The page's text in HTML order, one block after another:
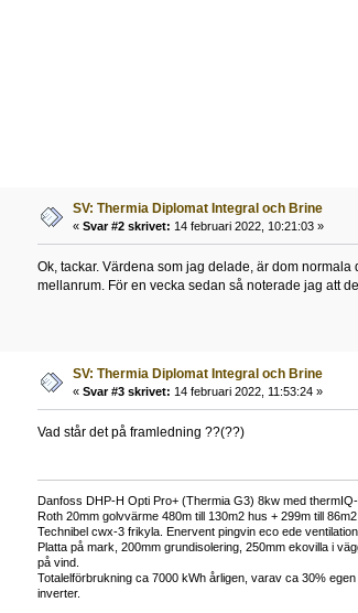
SV: Thermia Diplomat Integral och Brine
« Svar #2 skrivet: 14 februari 2022, 10:21:03 »
Ok, tackar. Värdena som jag delade, är dom
mellanrum. För en vecka sedan så noterade jag att
SV: Thermia Diplomat Integral och Brine
« Svar #3 skrivet: 14 februari 2022, 11:53:24 »
Vad står det på framledning ??(??)
Danfoss DHP-H Opti Pro+ (Thermia G3) 8kw med
Roth 20mm golvvärme 480m till 130m2 hus + 299m till
Technibel cwx-3 frikyla. Enervent pingvin eco ede ventilation.
Platta på mark, 200mm grundisolering, 250mm ekovilla i
på vind.
Totalelförbrukning ca 7000 kWh årligen, varav ca 30%
inverter.